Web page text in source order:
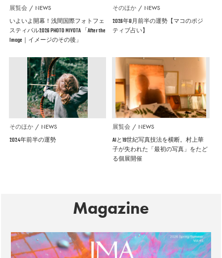
展覧会 NEWS
いよいよ開幕！浅間国際フォトフェ
スティバル2026 PHOTO MIYOTA 「After the
Image｜イメージのその後」
そのほか NEWS
2026年8月前半の運勢【マコのポジ
ティブ占い】
そのほか NEWS
2024年前半の運勢
展覧会 NEWS
AIと19世紀写真技法を横断。村上華
子が失われた「最初の写真」をたど
る個展開催
Magazine